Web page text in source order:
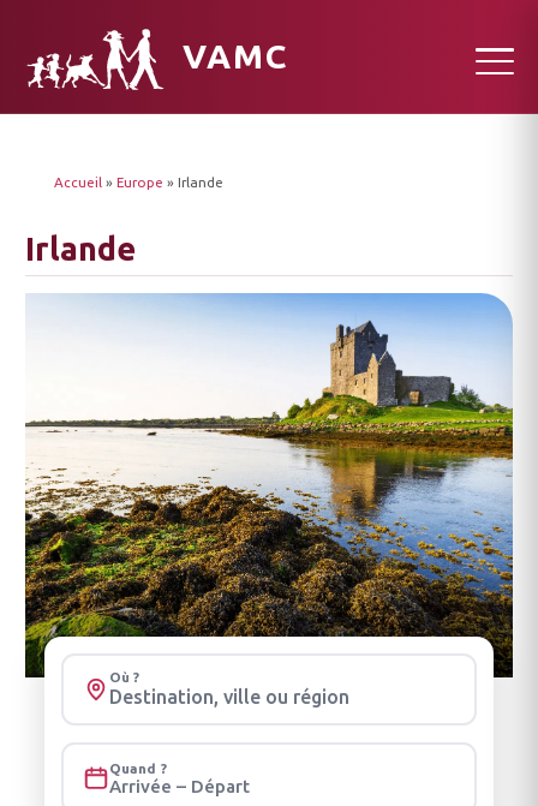
VAMC
Accueil » Europe » Irlande
Irlande
Où ?
Quand ?
Arrivée – Départ